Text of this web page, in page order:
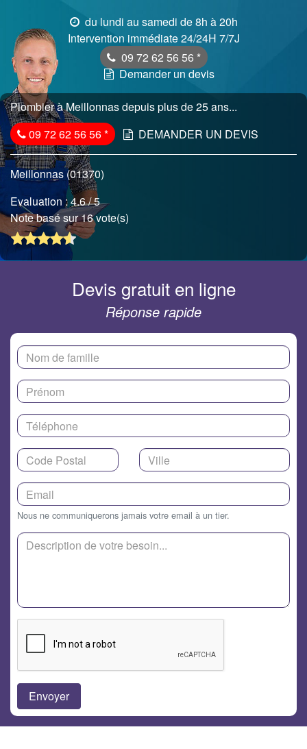
du lundi au samedi de 8h à 20h
Intervention immédiate 24/24H 7/7J
09 72 62 56 56 *
Demander un devis
Plombier à Meillonnas depuis plus de 25 ans...
09 72 62 56 56* DEMANDER UN DEVIS
Meillonnas (01370)
Evaluation :4.6/ 5
Note basé sur 16 vote(s)
Devis gratuit en ligne
Réponse rapide
Nous ne communiquerons jamais votre email à un tier.